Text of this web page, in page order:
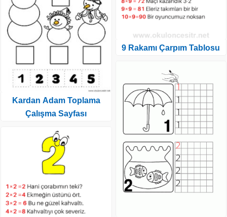
Kardan Adam Toplama
Çalışma Sayfası
9 Rakamı Çarpım Tablosu